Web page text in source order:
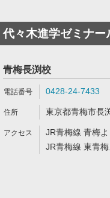
代々木進学ゼミナー
青梅長渕校
0428-24-7433
東京都青梅市長
JR青梅線 青梅
JR青梅線 東青